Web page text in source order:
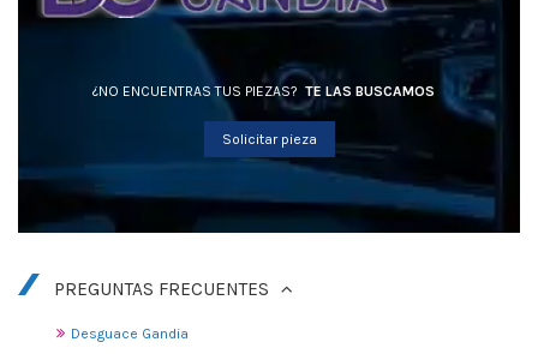
¿NO ENCUENTRAS TUS PIEZAS? TE LAS BUSCAMOS
Solicitar pieza
PREGUNTAS FRECUENTES
Desguace Gandia